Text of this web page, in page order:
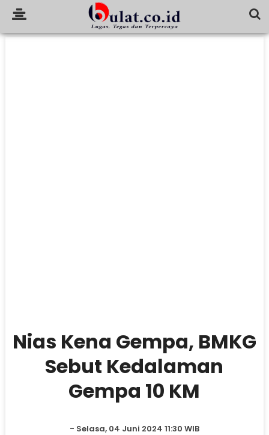
Nias Kena Gempa, BMKG
Sebut Kedalaman
Gempa 10 KM
- Selasa, 04 Juni 2024 11:30 WIB